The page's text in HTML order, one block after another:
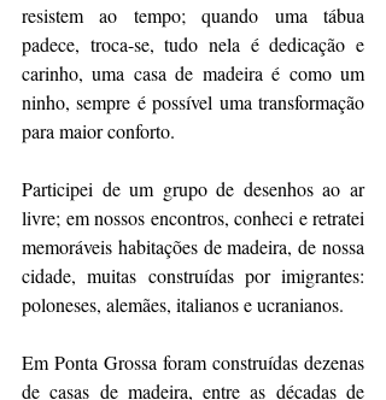
resistem ao tempo; quando uma tábua
padece, troca-se, tudo nela é dedicação e
carinho, uma casa de madeira é como um
ninho, sempre é possível uma transformação
para maior conforto.
Participei de um grupo de desenhos ao ar
livre; em nossos encontros, conheci e retratei
memoráveis habitações de madeira, de nossa
cidade, muitas construídas por imigrantes:
poloneses, alemães, italianos e ucranianos.
Em Ponta Grossa foram construídas dezenas
de casas de madeira, entre as décadas de